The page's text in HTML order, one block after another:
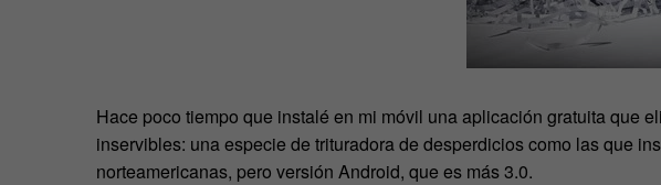
Hace poco tiempo que instalé en mi móvil una aplicación gratuita que
inservibles: una especie de trituradora de desperdicios como las que
norteamericanas, pero versión Android, que es más 3.0.